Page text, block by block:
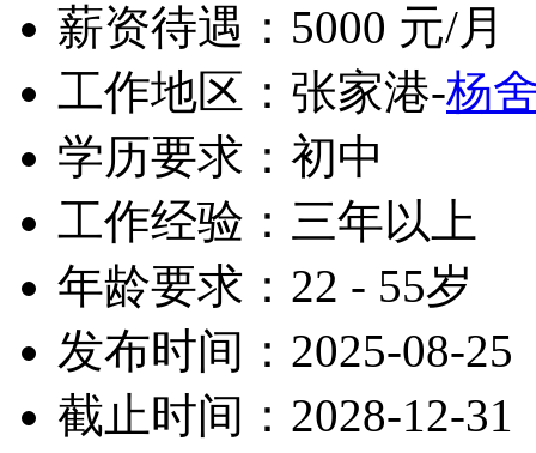
薪资待遇：5000 元/月
工作地区：张家港-杨
学历要求：初中
工作经验：三年以上
年龄要求：22 - 55岁
发布时间：2025-08-25
截止时间：2028-12-31